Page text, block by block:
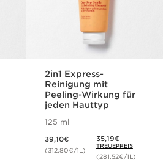
2in1 Express-
Reinigung mit
Peeling-Wirkung für
jeden Hauttyp
125 ml
39,10€
(312,80€/1L)
Mitgliederpreis 35,19€
35,19€
TREUEPREIS
(281,52€/1L)